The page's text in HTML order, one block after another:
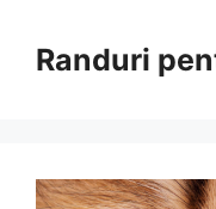
conținutRanduri